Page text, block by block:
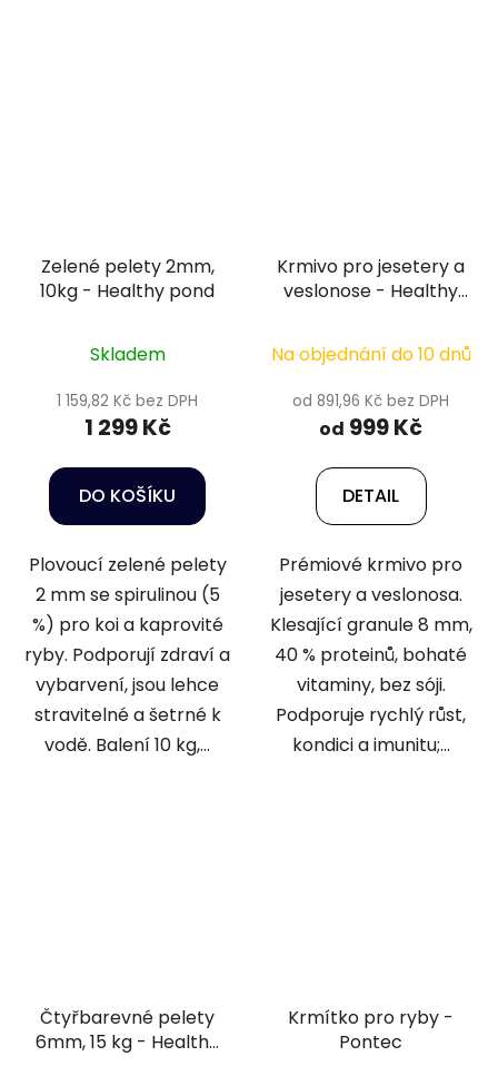
Zelené pelety 2mm,
10kg - Healthy pond
Skladem
1 159,82 Kč bez DPH
1 299 Kč
DO KOŠÍKU
Plovoucí zelené pelety
2 mm se spirulinou (5
%) pro koi a kaprovité
ryby. Podporují zdraví a
vybarvení, jsou lehce
stravitelné a šetrné k
vodě. Balení 10 kg,...
Krmivo pro jesetery a
veslonose - Healthy
Na objednání do 10 dnů
od 891,96 Kč bez DPH
od 999 Kč
DETAIL
Prémiové krmivo pro
jesetery a veslonosa.
Klesající granule 8 mm,
40 % proteinů, bohaté
vitaminy, bez sóji.
Podporuje rychlý růst,
kondici a imunitu;...
Čtyřbarevné pelety
6mm, 15 kg - Healthy
Krmítko pro ryby -
Pontec